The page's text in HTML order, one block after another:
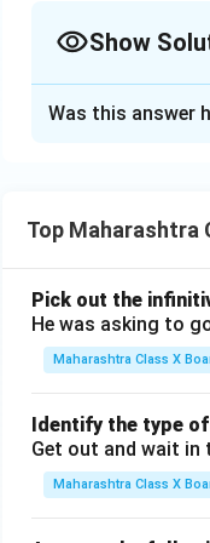
Show
सकारात्मक दृष्टिकोण
इस कविता का सार
आवश्यकता होती है।
की ओर अग्रसर
Download
Was this answer
Top Maharashtra
Pick out the
He was asking to
Maharashtra Class X
Identify the type
Get out and wait in
Maharashtra Class X